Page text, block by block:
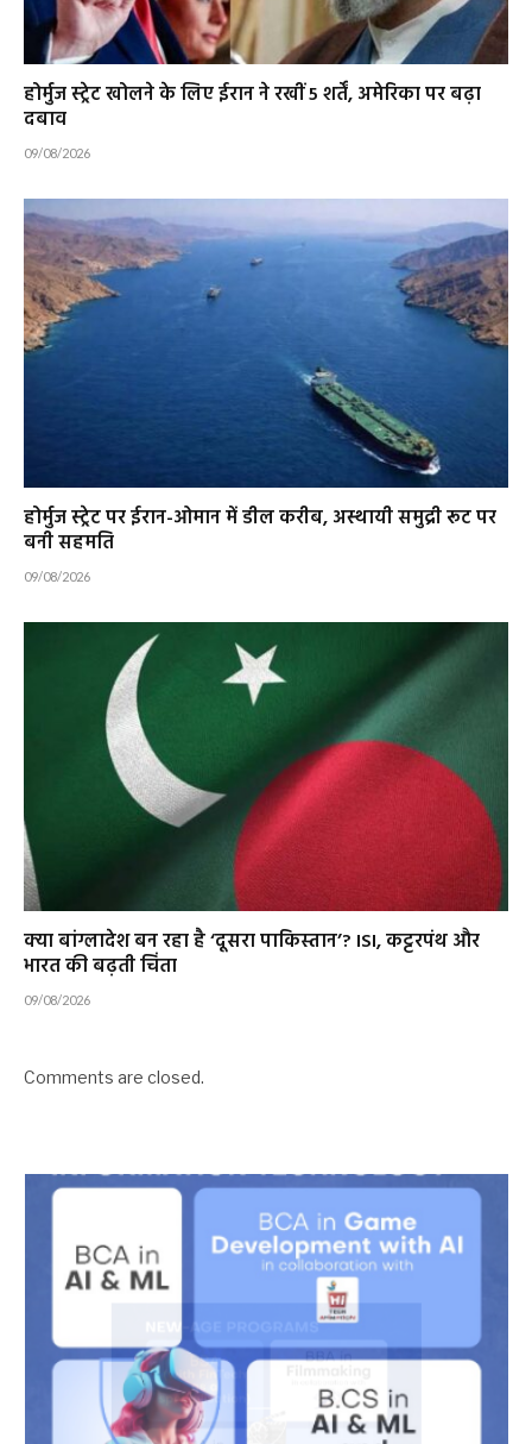
होर्मुज स्ट्रेट खोलने के लिए ईरान ने रखीं 5 शर्तें, अमेरिका पर बढ़ा
दबाव
09/08/2026
होर्मुज स्ट्रेट पर ईरान-ओमान में डील करीब, अस्थायी समुद्री रूट पर
बनी सहमति
09/08/2026
क्या बांग्लादेश बन रहा है ‘दूसरा पाकिस्तान’? ISI, कट्टरपंथ और
भारत की बढ़ती चिंता
09/08/2026
Comments are closed.